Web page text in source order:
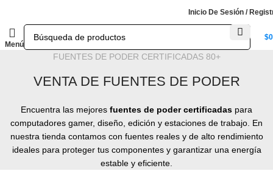
Inicio De Sesión /
Menú
$0
FUENTES DE PODER CERTIFICADAS 80+
VENTA DE FUENTES DE PODER
Encuentra las mejores fuentes de poder certificadas para
computadores gamer, diseño, edición y estaciones de trabajo. En
nuestra tienda contamos con fuentes reales y de alto rendimiento
ideales para proteger tus componentes y garantizar una energía
estable y eficiente.